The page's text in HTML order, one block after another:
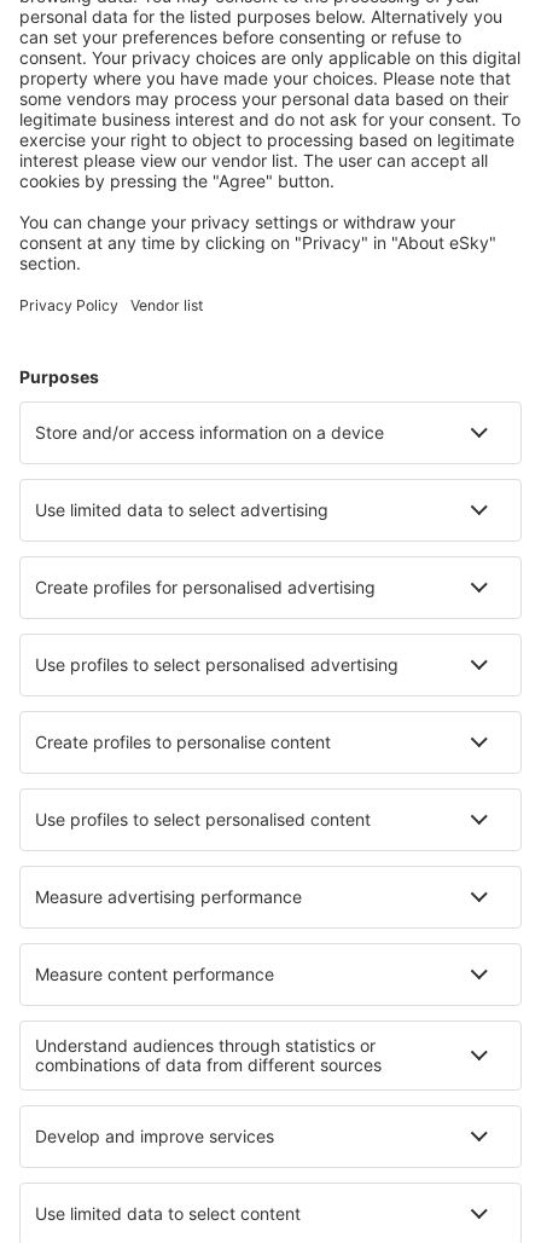
Rezervare fără griji cu opțiune gratuită de anulare.
Economiseşte mai mult
Prețuri atractive și oferte speciale pentru utilizatorii
conectați.
Alege din peste 1,3 mil. de opţiuni: hoteluri, cabane,
apartamente și altele.
Cazare în Italia - Orașe populare
Cazare în Napoli Cazare în Palermo Cazare în Roma
Cazare în Milano Cazare în Florenţa
Cazare în Cattolica Cazare în Forio
Cele mai bune locuri de cazare - orașe
Cazare în Kirchschlag bei Linz Cazare în Amontada
Cazare în Karasu Cazare Kovagoszolos
Cazare în Wyoming Cazare în Turbenthal
Cele mai bune locuri de cazare - regiuni
Cazare in Val d'Aosta Cazare in Lazio
Cazare in Italian Alps Cazare în Coasta Amalfi
Cazare în Cinque Terre Cazare in Turkish Riviera
Cazare in Paracas Cazare in Oregon Cazare in Naxos